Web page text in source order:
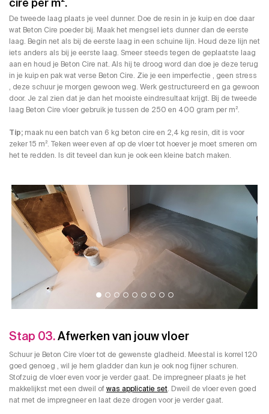
cire per m².
De tweede laag plaats je veel dunner. Doe de resin in je kuip en doe daar
wat Beton Cire poeder bij. Maak het mengsel iets dunner dan de eerste
laag. Begin net als bij de eerste laag in een schuine lijn. Houd deze lijn net
iets anders als bij je eerste laag. Smeer steeds tegen de geplaatste laag
aan en houd je Beton Cire nat. Als hij te droog word dan doe je deze terug
in je kuip en pak wat verse Beton Cire. Zie je een imperfectie , geen stress
, deze schuur je morgen gewoon weg. Werk gestructureerd en ga gewoon
door. Je zal zien dat je dan het mooiste eindresultaat krijgt. Bij de tweede
laag Beton Cire vloer gebruik je tussen de 250 en 400 gram per m².
Tip; maak nu een batch van 6 kg beton cire en 2,4 kg resin, dit is voor
zeker 15 m². Teken weer even af op de vloer tot hoever je moet smeren om
het te redden. Is dit teveel dan kun je ook een kleine batch maken.
Stap 03.Afwerken van jouw vloer
Schuur je Beton Cire vloer tot de gewenste gladheid. Meestal is korrel 120
goed genoeg , wil je hem gladder dan kun je ook nog fijner schuren.
Stofzuig de vloer even voor je verder gaat. De impregneer plaats je het
makkelijkst met een dweil ofwas applicatie set. Dweil de vloer even goed
nat met de impregneer en laat deze drogen voor je verder gaat.